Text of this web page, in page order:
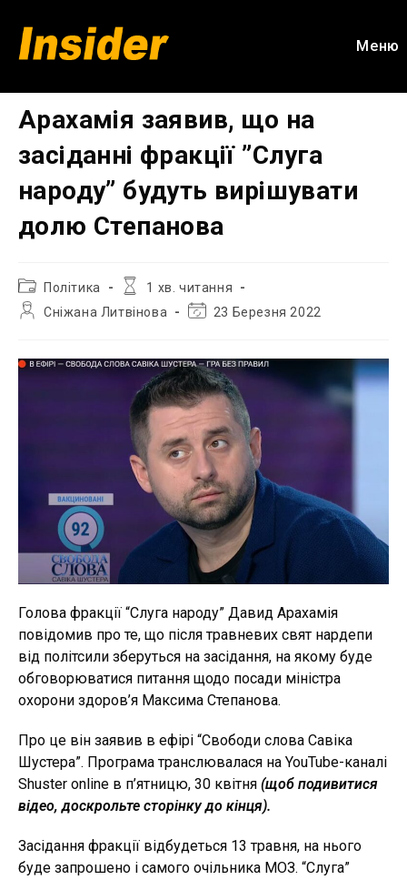
вмісту
Меню
Арахамія заявив, що на
засіданні фракції ”Слуга
народу” будуть вирішувати
долю Степанова
Категорія
запису:
Політика
Час
1 хв. читання
АвторСніжана Литвінова
Остання23 Березня 2022
Голова фракції “Слуга народу” Давид Арахамія
повідомив про те, що після травневих свят нардепи
від політсили зберуться на засідання, на якому буде
обговорюватися питання щодо посади міністра
охорони здоров’я Максима Степанова.
Про це він заявив в ефірі “Свободи слова Савіка
Шустера”. Програма транслювалася на YouTube-каналі
Shuster online в п’ятницю, 30 квітня (щоб подивитися
відео, доскрольте сторінку до кінця).
Засідання фракції відбудеться 13 травня, на нього
буде запрошено і самого очільника МОЗ. “Слуга”